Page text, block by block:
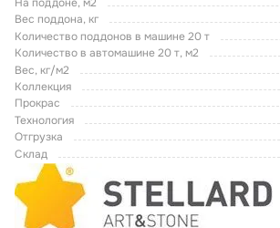
Вес поддона, кг
Количество поддонов в машине 20 т
Количество в автомашине 20 т, м2
Вес, кг/м2
Коллекция
Прокрас
Технология
Отгрузка
Склад